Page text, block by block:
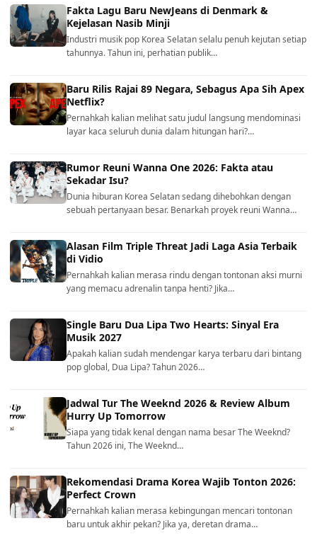
Fakta Lagu Baru NewJeans di Denmark &
Kejelasan Nasib Minji
Industri musik pop Korea Selatan selalu penuh kejutan setiap
tahunnya. Tahun ini, perhatian publik…
Baru Rilis Rajai 89 Negara, Sebagus Apa Sih Apex
Netflix?
Pernahkah kalian melihat satu judul langsung mendominasi
layar kaca seluruh dunia dalam hitungan hari?…
Rumor Reuni Wanna One 2026: Fakta atau
Sekadar Isu?
Dunia hiburan Korea Selatan sedang dihebohkan dengan
sebuah pertanyaan besar. Benarkah proyek reuni Wanna…
Alasan Film Triple Threat Jadi Laga Asia Terbaik
di Vidio
Pernahkah kalian merasa rindu dengan tontonan aksi murni
yang memacu adrenalin tanpa henti? Jika…
Single Baru Dua Lipa Two Hearts: Sinyal Era
Musik 2027
Apakah kalian sudah mendengar karya terbaru dari bintang
pop global, Dua Lipa? Tahun 2026…
Jadwal Tur The Weeknd 2026 & Review Album
Hurry Up Tomorrow
Siapa yang tidak kenal dengan nama besar The Weeknd?
Tahun 2026 ini, The Weeknd…
Rekomendasi Drama Korea Wajib Tonton 2026:
Perfect Crown
Pernahkah kalian merasa kebingungan mencari tontonan
baru untuk akhir pekan? Jika ya, deretan drama…